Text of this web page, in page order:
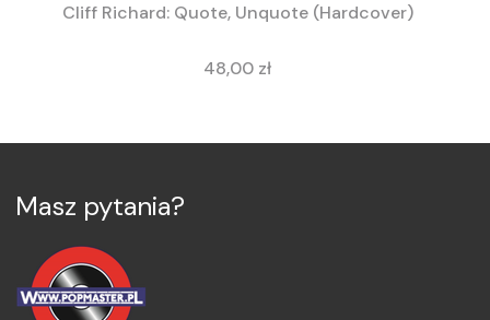
Cliff Richard: Quote, Unquote (Hardcover)
Cena
48,00 zł
Masz pytania?